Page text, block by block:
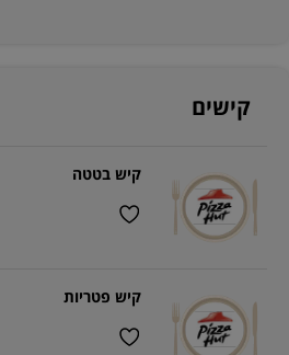
קישים
קיש בטטה
קיש פטריות